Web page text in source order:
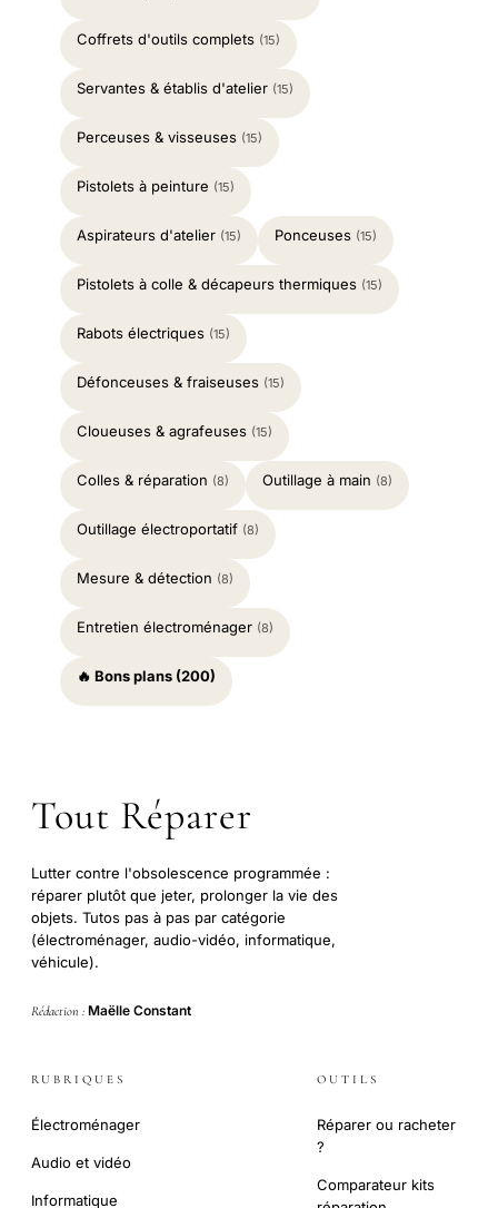
Coffrets d'outils complets (15)
Servantes & établis d'atelier (15)
Perceuses & visseuses (15)
Pistolets à peinture (15)
Aspirateurs d'atelier (15) Ponceuses (15)
Pistolets à colle & décapeurs thermiques (15)
Rabots électriques (15)
Défonceuses & fraiseuses (15)
Cloueuses & agrafeuses (15)
Colles & réparation (8) Outillage à main (8)
Outillage électroportatif (8)
Mesure & détection (8)
Entretien électroménager (8)
🔥 Bons plans (200)
Tout Réparer
Lutter contre l'obsolescence programmée :
réparer plutôt que jeter, prolonger la vie des
objets. Tutos pas à pas par catégorie
(électroménager, audio-vidéo, informatique,
véhicule).
Rédaction : Maëlle Constant
RUBRIQUES
Électroménager
Audio et vidéo
Informatique
OUTILS
Réparer ou racheter
?
Comparateur kits